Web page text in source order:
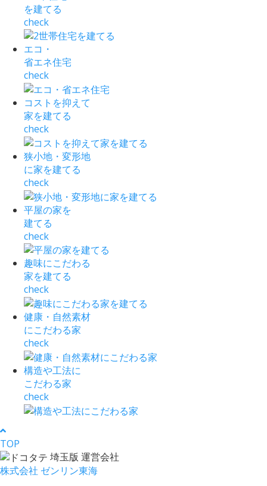
を建てる
check
エコ・
省エネ住宅
check
コストを抑えて
家を建てる
check
狭小地・変形地
に家を建てる
check
平屋の家を
建てる
check
趣味にこだわる
家を建てる
check
健康・自然素材
にこだわる家
check
構造や工法に
こだわる家
check
TOP
埼玉版 運営会社
株式会社 ゼンリン東海